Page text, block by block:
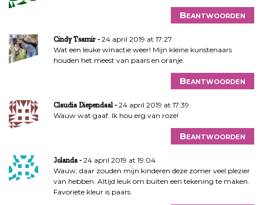
Beantwoorden
Cindy Tsamir
24 april 2019 at 17:27
Wat een leuke winactie weer! Mijn kleine kunstenaars
houden het meest van paars en oranje.
Beantwoorden
Claudia Diependaal
24 april 2019 at 17:39
Wauw wat gaaf. Ik hou erg van roze!
Beantwoorden
Jolanda
24 april 2019 at 19:04
Wauw, daar zouden mijn kinderen deze zomer veel plezier
van hebben. Altijd leuk om buiten een tekening te maken.
Favoriete kleur is paars.